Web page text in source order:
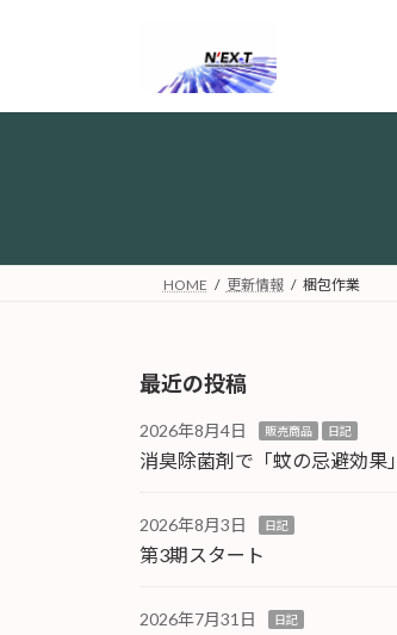
プ
動
HOME 更新情報 梱包作業
最近の投稿
2026年8月4日 販売商品 日記
消臭除菌剤で「蚊の忌避効果」
2026年8月3日 日記
第3期スタート
2026年7月31日 日記